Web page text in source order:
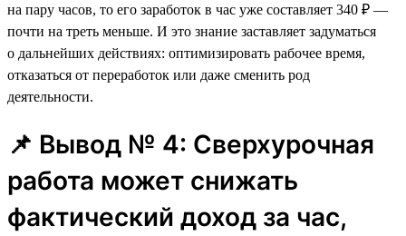
на пару часов, то его заработок в час уже составляет 340 ₽ —
почти на треть меньше. И это знание заставляет задуматься
о дальнейших действиях: оптимизировать рабочее время,
отказаться от переработок или даже сменить род
деятельности.
📌 Вывод № 4: Сверхурочная
работа может снижать
фактический доход за час,